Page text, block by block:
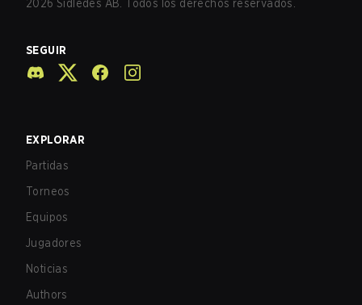
2026 Sidledes AB. Todos los derechos reservados.
SEGUIR
EXPLORAR
Partidas
Torneos
Equipos
Jugadores
Noticias
Authors